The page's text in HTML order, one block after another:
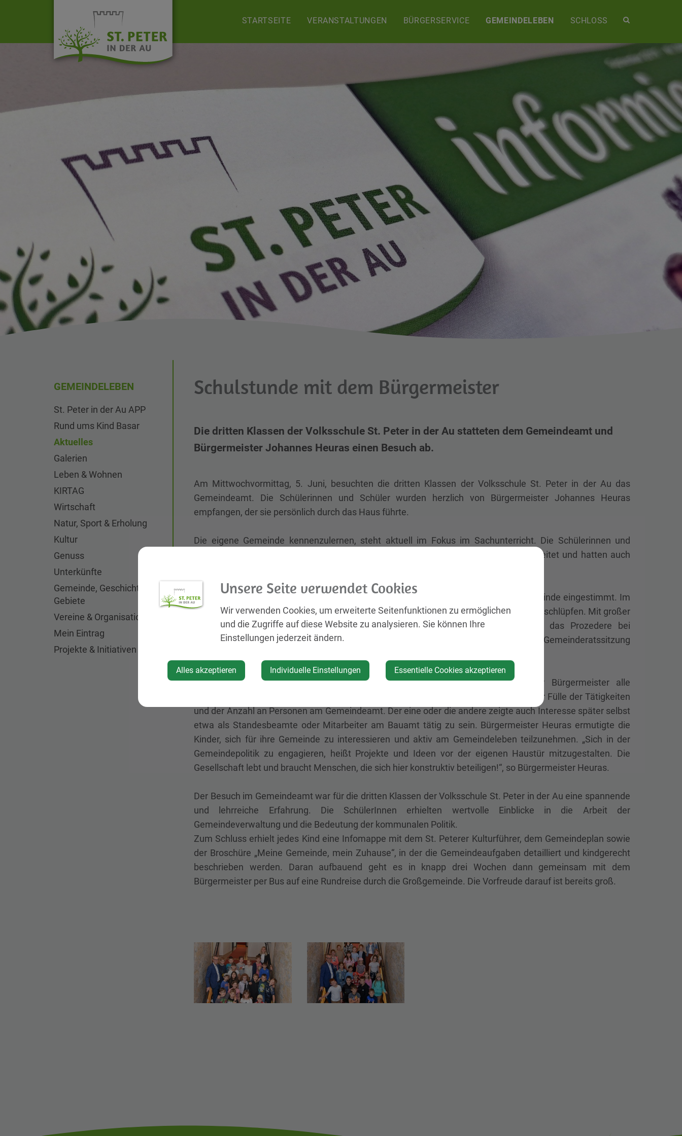
Site
STARTSEITE VERANSTALTUNGEN BÜRGERSERVICE GEMEINDELEBEN SCHLOSS
Schulstunde mit dem Bürgermeister
Die dritten Klassen der Volksschule St. Peter in der Au statteten dem Gemeindeamt und
Bürgermeister Johannes Heuras einen Besuch ab.
Am Mittwochvormittag, 5. Juni, besuchten die dritten Klassen der Volksschule St. Peter in der Au das
Gemeindeamt. Die Schülerinnen und Schüler wurden herzlich von Bürgermeister Johannes Heuras
empfangen, der sie persönlich durch das Haus führte.
Die eigene Gemeinde kennenzulernen, steht aktuell im Fokus im Sachunterricht. Die Schülerinnen und
Schüler wurden bereits im Vorfeld von ihren Lehrerinnen auf diese Exkursion vorbereitet und hatten auch
Mit einem informativen Kurzfilm wurden sie in die umfangreichen Aufgaben der Gemeinde eingestimmt. Im
Sitzungssaal durften die Kinder Platz nehmen und kurz in die Rolle eines Gemeinderats schlüpfen. Mit großer
Neugierde lauschten die Kinder den Erklärungen des Bürgermeisters, der über das Prozedere bei
Gemeinderatswahlen, die Zusammensetzung der Großgemeinde und den Ablauf einer Gemeinderatssitzung
Anschließend ging es durch die Räumlichkeiten des Gemeindeamtes, wo der Bürgermeister alle
MitarbeiterInnen und deren Aufgaben vorstellte. Die Kinder waren beeindruckt von der Fülle der Tätigkeiten
und der Anzahl an Personen am Gemeindeamt. Der eine oder die andere zeigte auch Interesse später selbst
etwa als Standesbeamte oder Mitarbeiter am Bauamt tätig zu sein. Bürgermeister Heuras ermutigte die
Kinder, sich für ihre Gemeinde zu interessieren und aktiv am Gemeindeleben teilzunehmen. „Sich in der
Gemeindepolitik zu engagieren, heißt Projekte und Ideen vor der eigenen Haustür mitzugestalten. Die
Gesellschaft lebt und braucht Menschen, die sich hier konstruktiv beteiligen!“, so Bürgermeister Heuras.
Der Besuch im Gemeindeamt war für die dritten Klassen der Volksschule St. Peter in der Au eine spannende
und lehrreiche Erfahrung. Die SchülerInnen erhielten wertvolle Einblicke in die Arbeit der
Gemeindeverwaltung und die Bedeutung der kommunalen Politik.
Zum Schluss erhielt jedes Kind eine Infomappe mit dem St. Peterer Kulturführer, dem Gemeindeplan sowie
der Broschüre „Meine Gemeinde, mein Zuhause“, in der die Gemeindeaufgaben detailliert und kindgerecht
beschrieben werden. Daran aufbauend geht es in knapp drei Wochen dann gemeinsam mit dem
Bürgermeister per Bus auf eine Rundreise durch die Großgemeinde. Die Vorfreude darauf ist bereits groß.
GEMEINDELEBEN
St. Peter in der Au APP
Rund ums Kind Basar
Aktuelles
Galerien
Leben & Wohnen
KIRTAG
Wirtschaft
Natur, Sport & Erholung
Kultur
Genuss
Unterkünfte
Gemeinde, Geschichte,
Gebiete
Vereine & Organisationen
Mein Eintrag
Projekte & Initiativen
Unsere Seite verwendet Cookies
Wir verwenden Cookies, um erweiterte Seitenfunktionen zu ermöglichen
und die Zugriffe auf diese Website zu analysieren. Sie können Ihre
Einstellungen jederzeit ändern.
Alles akzeptieren Individuelle Einstellungen Essentielle Cookies akzeptieren